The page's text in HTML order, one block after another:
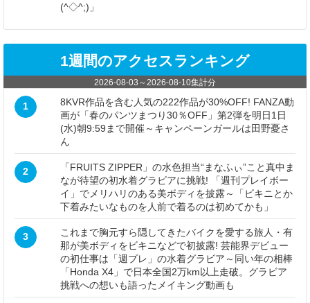
(^◇^;)」
1週間のアクセスランキング
2026-08-03 ～2026-08-10集計分
1
8KVR作品を含む人気の222作品が30%OFF! FANZA動
画が「春のパンツまつり30％OFF」第2弾を明日1日
(水)朝9:59まで開催～キャンペーンガールは田野憂さ
ん
2
「FRUITS ZIPPER」の水色担当“まなふぃ”こと真中ま
なが待望の初水着グラビアに挑戦! 「週刊プレイボー
イ」でメリハリのある美ボディを披露～「ビキニとか
下着みたいなものを人前で着るのは初めてかも」
3
これまで胸元すら隠してきたバイクを愛する旅人・有
那が美ボディをビキニなどで初披露! 芸能界デビュー
の初仕事は「週プレ」の水着グラビア～同い年の相棒
「Honda X4」で日本全国2万km以上走破。グラビア
挑戦への想いも語ったメイキング動画も